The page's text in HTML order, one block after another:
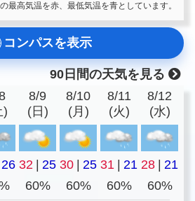
最高気温を赤、最低気温を青としています。
コンパスを表示
90日間の天気を見る
)
8/9
(日)
8/10
(月)
8/11
(火)
8/12
(水)
26 32 25 30 25 31 21 28
21
60% 60% 60% 60%